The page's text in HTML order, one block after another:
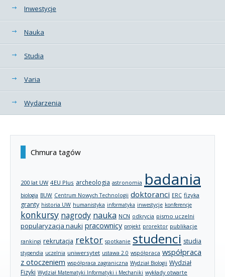
Kategorie
Inwestycje
Nauka
Studia
Varia
Wydarzenia
Chmura tagów
200 lat UW 4EU Plus archeologia astronomia badania
biologia BUW Centrum Nowych Technologii doktoranci ERC fizyka
granty historia UW humanistyka informatyka inwestycje konferencje
konkursy nagrody nauka NCN odkrycia pismo uczelni
popularyzacja nauki pracownicy projekt prorektor publikacje
rankingi rekrutacja rektor spotkanie studenci studia
stypendia uczelnia uniwersytet ustawa 2.0 współpraca współpraca
z otoczeniem współpraca zagraniczna Wydział Biologii Wydział
Fizyki Wydział Matematyki Informatyki i Mechaniki wykłady otwarte